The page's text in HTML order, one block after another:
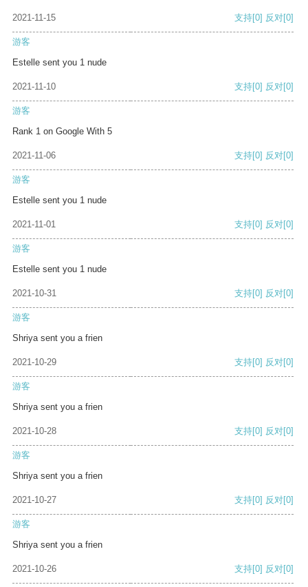
2021-11-15 支持[0] 反对[0]
游客
Estelle sent you 1 nude
2021-11-10 支持[0] 反对[0]
游客
Rank 1 on Google With 5
2021-11-06 支持[0] 反对[0]
游客
Estelle sent you 1 nude
2021-11-01 支持[0] 反对[0]
游客
Estelle sent you 1 nude
2021-10-31 支持[0] 反对[0]
游客
Shriya sent you a frien
2021-10-29 支持[0] 反对[0]
游客
Shriya sent you a frien
2021-10-28 支持[0] 反对[0]
游客
Shriya sent you a frien
2021-10-27 支持[0] 反对[0]
游客
Shriya sent you a frien
2021-10-26 支持[0] 反对[0]